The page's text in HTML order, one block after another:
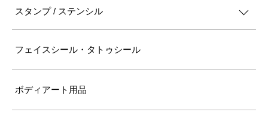
スタンプ / ステンシル
フェイスシール・タトゥシール
ボディアート用品